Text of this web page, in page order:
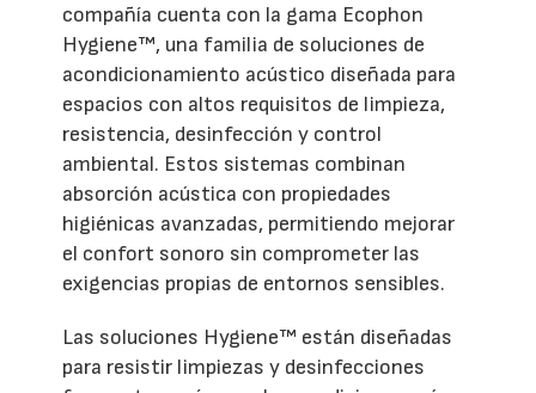
compañía cuenta con la gama Ecophon
Hygiene™, una familia de soluciones de
acondicionamiento acústico diseñada para
espacios con altos requisitos de limpieza,
resistencia, desinfección y control
ambiental. Estos sistemas combinan
absorción acústica con propiedades
higiénicas avanzadas, permitiendo mejorar
el confort sonoro sin comprometer las
exigencias propias de entornos sensibles.
Las soluciones Hygiene™ están diseñadas
para resistir limpiezas y desinfecciones